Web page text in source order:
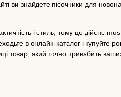
ви знайдете пісочники для
і стиль, тому це дійсно
в онлайн-каталог і купуйте
товар, який точно привабить